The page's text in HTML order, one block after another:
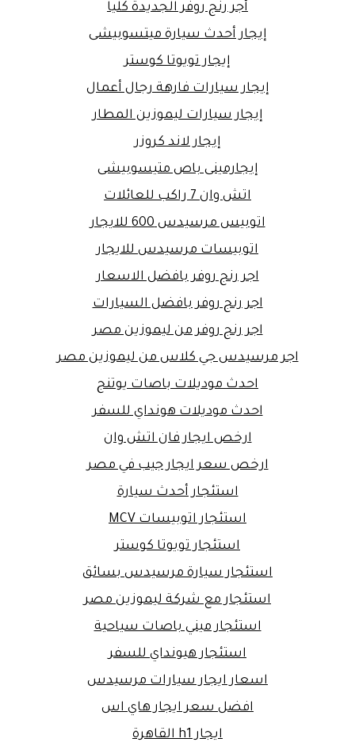
أجر رنج روفر الجديدة كليا
إيجار أحدث سيارة ميتسوبيشى
إيجار تويوتا كوستر
إيجار سيارات فارهة رجال أعمال
إيجار سيارات ليموزين المطار
إيجار لاند كروزر
إيجارمينى باص متيسوبيشى
اتش وان 7 راكب للعائلات
اتوبيس مرسيدس 600 للايجار
اتوبيسات مرسيدس للايجار
اجر رنج روفر بافضل الاسعار
اجر رنج روفر بافضل السيارات
اجر رنج روفر من ليموزين مصر
اجر مرسيدس جي كلاس من ليموزين مصر
احدث موديلات باصات يوتنج
احدث موديلات هونداي للسفر
ارخص ايجار فان اتش وان
ارخص سعر ايجار جيب في مصر
استئجار أحدث سيارة
استئجار اتوبيسات MCV
استئجار تويوتا كوستر
استئجار سيارة مرسيدس بسائق
استئجار مع شركة ليموزين مصر
استئجار ميني باصات سياحية
استئجار هيونداي للسفر
اسعار ايجار سيارات مرسيدس
افضل سعر ايجار هاي اس
ايجار h1 القاهرة